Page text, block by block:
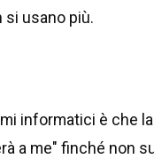
usano più.
informatici è che
a me" finché non